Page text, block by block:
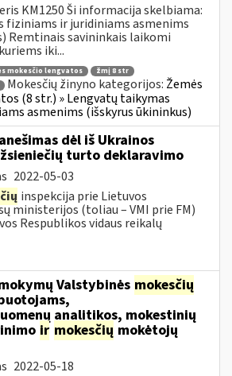
KM1250 Ši informacija skelbiama:
fiziniams ir juridiniams asmenims
Remtinais savininkais laikomi
iki...
mokesčio lengvatos
žmį 8 str
Mokesčių žinyno kategorijos: Žemės
(8 str.) » Lengvatų taikymas
asmenims (išskyrus ūkininkus)
dėl iš Ukrainos
turto deklaravimo
2022-05-03
inspekcija prie Lietuvos
ministerijos (toliau – VMI prie FM)
Respublikos vidaus reikalų
Valstybinės mokesčių
analitikos, mokestinių
ir mokesčių mokėtojų
2022-05-18